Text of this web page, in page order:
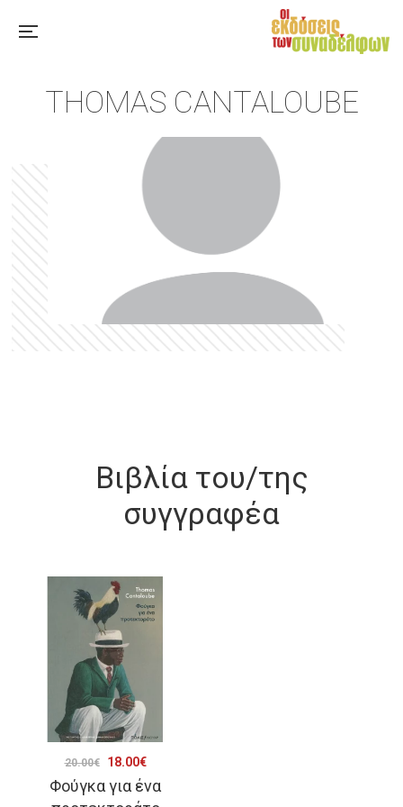
THOMAS CANTALOUBE
Βιβλία του/της
συγγραφέα
Φούγκα για ένα
20.00€
Original
price
18.00€Η
τρέχουσα